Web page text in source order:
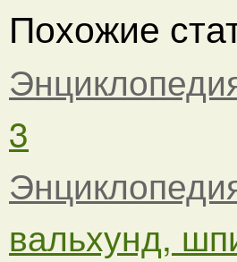
Похожие
3
вальхунд,